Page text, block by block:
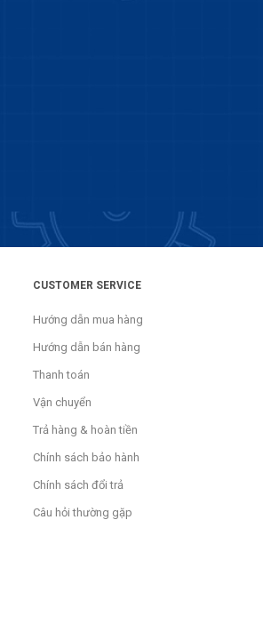
CUSTOMER SERVICE
Hướng dẫn mua hàng
Hướng dẫn bán hàng
Thanh toán
Vận chuyển
Trả hàng & hoàn tiền
Chính sách bảo hành
Chính sách đổi trả
Câu hỏi thường gặp